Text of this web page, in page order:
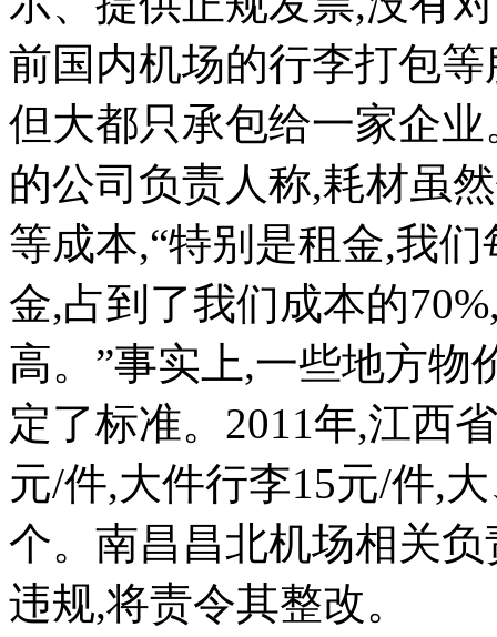
前国内机场的行李打包
但大都只承包给一家企
的公司负责人称,耗材虽
等成本,“特别是租金,我
金,占到了我们成本的
高。”事实上,一些地方物
定了标准。2011年,江西
元/件,大件行李15元/件,
个。南昌昌北机场相关
违规,将责令其整改。